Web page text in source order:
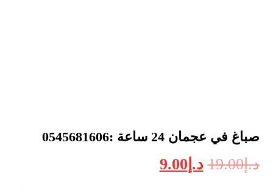
صباغ في عجمان 24 ساعة :0545681606
د.إ19.00 د.إ 9.00